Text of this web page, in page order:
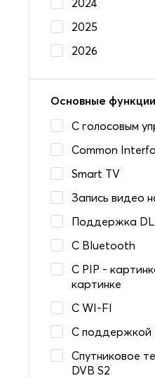
2024
2025
2026
Основные функции
C голосовым
Common
Smart TV
Запись видео
Поддержка
С Bluetooth
С PIP -
картинке
С WI-FI
С поддержкой
Спутниковое
DVB S2